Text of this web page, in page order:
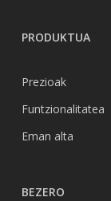
PRODUKTUA
Prezioak
Funtzionalitatea
Eman alta
BEZERO